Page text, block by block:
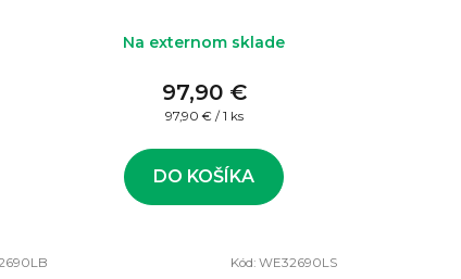
Na externom sklade
97,90 €
Jednotková
97,90 € / 1 ks
DO KOŠÍKA
Kód: WE32690LS